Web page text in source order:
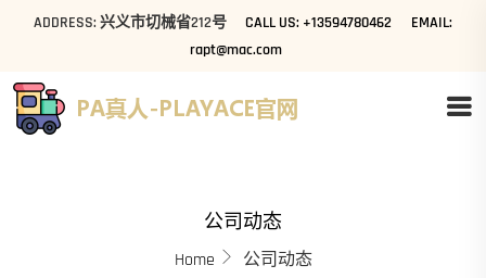
ADDRESS: 兴义市切械省212号 CALL US: +13594780462
EMAIL:
rapt@mac.com
公司动态
Home 公司动态